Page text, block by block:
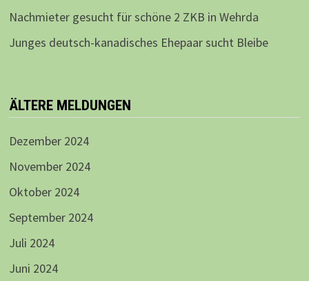
Nachmieter gesucht für schöne 2 ZKB in Wehrda
Junges deutsch-kanadisches Ehepaar sucht Bleibe
ÄLTERE MELDUNGEN
Dezember 2024
November 2024
Oktober 2024
September 2024
Juli 2024
Juni 2024